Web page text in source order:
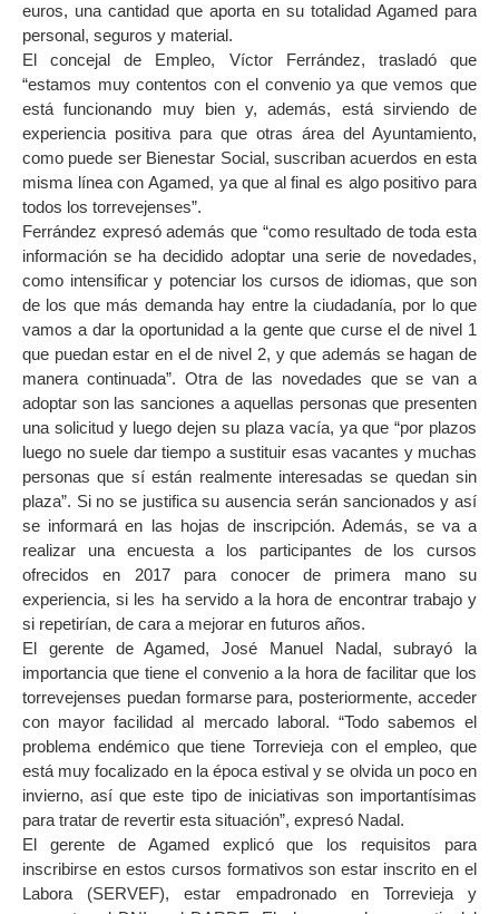
euros, una cantidad que aporta en su totalidad Agamed para
personal, seguros y material.
El concejal de Empleo, Víctor Ferrández, trasladó que
“estamos muy contentos con el convenio ya que vemos que
está funcionando muy bien y, además, está sirviendo de
experiencia positiva para que otras área del Ayuntamiento,
como puede ser Bienestar Social, suscriban acuerdos en esta
misma línea con Agamed, ya que al final es algo positivo para
todos los torrevejenses”.
Ferrández expresó además que “como resultado de toda esta
información se ha decidido adoptar una serie de novedades,
como intensificar y potenciar los cursos de idiomas, que son
de los que más demanda hay entre la ciudadanía, por lo que
vamos a dar la oportunidad a la gente que curse el de nivel 1
que puedan estar en el de nivel 2, y que además se hagan de
manera continuada”. Otra de las novedades que se van a
adoptar son las sanciones a aquellas personas que presenten
una solicitud y luego dejen su plaza vacía, ya que “por plazos
luego no suele dar tiempo a sustituir esas vacantes y muchas
personas que sí están realmente interesadas se quedan sin
plaza”. Si no se justifica su ausencia serán sancionados y así
se informará en las hojas de inscripción. Además, se va a
realizar una encuesta a los participantes de los cursos
ofrecidos en 2017 para conocer de primera mano su
experiencia, si les ha servido a la hora de encontrar trabajo y
si repetirían, de cara a mejorar en futuros años.
El gerente de Agamed, José Manuel Nadal, subrayó la
importancia que tiene el convenio a la hora de facilitar que los
torrevejenses puedan formarse para, posteriormente, acceder
con mayor facilidad al mercado laboral. “Todo sabemos el
problema endémico que tiene Torrevieja con el empleo, que
está muy focalizado en la época estival y se olvida un poco en
invierno, así que este tipo de iniciativas son importantísimas
para tratar de revertir esta situación”, expresó Nadal.
El gerente de Agamed explicó que los requisitos para
inscribirse en estos cursos formativos son estar inscrito en el
Labora (SERVEF), estar empadronado en Torrevieja y